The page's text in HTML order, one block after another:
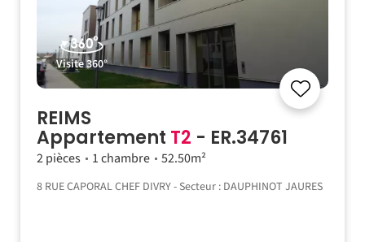
Visite 360°
REIMS
Appartement T2 - ER.34761
2 pièces 1 chambre 52.50m²
8 RUE CAPORAL CHEF DIVRY - Secteur : DAUPHINOT JAURES